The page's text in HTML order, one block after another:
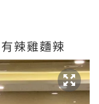
辣雞麵辣